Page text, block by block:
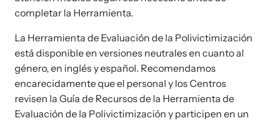
Online Courses
Learn at your own pace with our online courses on how to meet
the needs of survivors.
completar la Herramienta.
La Herramienta de Evaluación de la Polivictimización
está disponible en versiones neutrales en cuanto al
género, en inglés y español. Recomendamos
encarecidamente que el personal y los Centros
revisen la Guía de Recursos de la Herramienta de
Evaluación de la Polivictimización y participen en un